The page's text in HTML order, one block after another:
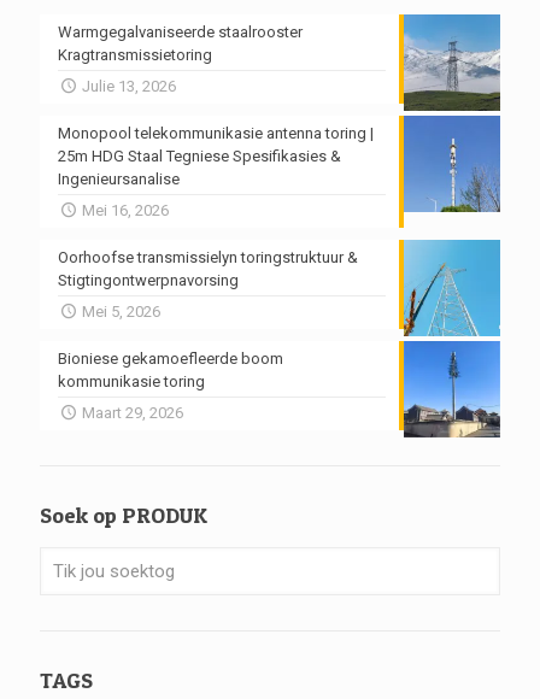
Warmgegalvaniseerde staalrooster
Kragtransmissietoring
Julie 13, 2026
Monopool telekommunikasie antenna toring |
25m HDG Staal Tegniese Spesifikasies &
Ingenieursanalise
Mei 16, 2026
Oorhoofse transmissielyn toringstruktuur &
Stigtingontwerpnavorsing
Mei 5, 2026
Bioniese gekamoefleerde boom
kommunikasie toring
Maart 29, 2026
Soek op PRODUK
TAGS